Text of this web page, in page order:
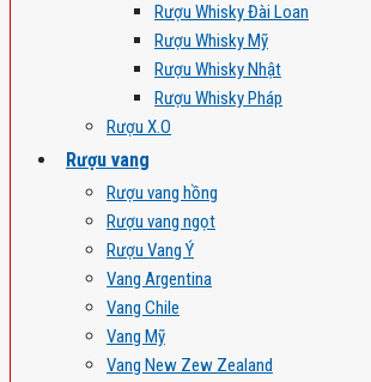
Rượu Whisky Đài Loan
Rượu Whisky Mỹ
Rượu Whisky Nhật
Rượu Whisky Pháp
Rượu X.O
Rượu vang
Rượu vang hồng
Rượu vang ngọt
Rượu Vang Ý
Vang Argentina
Vang Chile
Vang Mỹ
Vang New Zew Zealand